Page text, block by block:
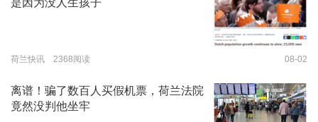
是因为没人生孩子
荷兰快讯 2368阅读 08-02
离谱！骗了数百人买假机票，荷兰法院
竟然没判他坐牢